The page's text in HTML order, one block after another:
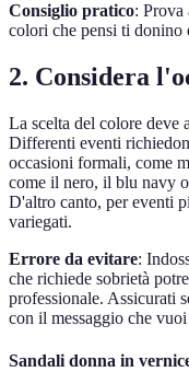
Consiglio pratico: Prova
colori che pensi ti donino
2. Considera
La scelta del colore deve
Differenti eventi
occasioni formali, come
come il nero, il blu navy
D'altro canto, per eventi
variegati.
Errore da evitare:
che richiede sobrietà
professionale. Assicurati
con il messaggio che vuoi
Sandali donna in